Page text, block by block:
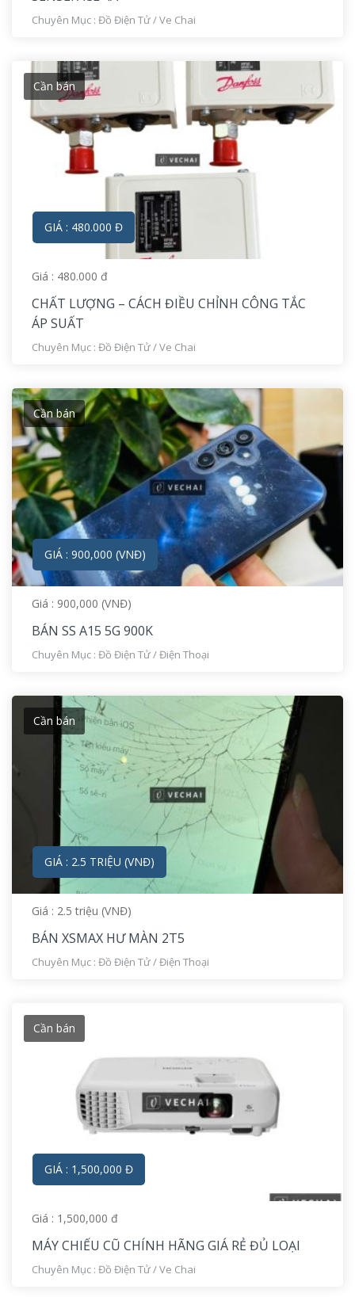
Chuyên Mục : Đồ Điện Tử/Ve Chai
GIÁ : 480.000 Đ
Cần bán
Giá : 480.000 đ
CHẤT LƯỢNG – CÁCH ĐIỀU CHỈNH CÔNG TẮC
ÁP SUẤT
Chuyên Mục : Đồ Điện Tử/Ve Chai
GIÁ : 900,000 (VNĐ)
Cần bán
Giá : 900,000 (VNĐ)
BÁN SS A15 5G 900K
Chuyên Mục : Đồ Điện Tử/Điện Thoại
GIÁ : 2.5 TRIỆU (VNĐ)
Cần bán
Giá : 2.5 triệu (VNĐ)
BÁN XSMAX HƯ MÀN 2T5
Chuyên Mục : Đồ Điện Tử/Điện Thoại
GIÁ : 1,500,000 Đ
Cần bán
Giá : 1,500,000 đ
MÁY CHIẾU CŨ CHÍNH HÃNG GIÁ RẺ ĐỦ LOẠI
Chuyên Mục : Đồ Điện Tử/Ve Chai